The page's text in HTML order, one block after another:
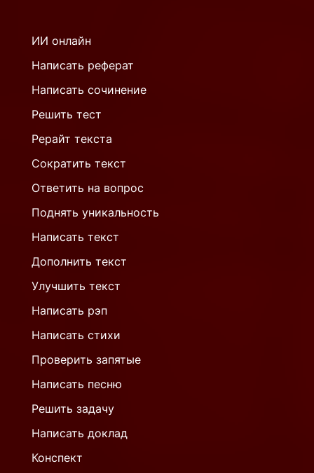
ИИ онлайн
Написать реферат
Написать сочинение
Решить тест
Рерайт текста
Сократить текст
Ответить на вопрос
Поднять уникальность
Написать текст
Дополнить текст
Улучшить текст
Написать рэп
Написать стихи
Проверить запятые
Написать песню
Решить задачу
Написать доклад
Конспект